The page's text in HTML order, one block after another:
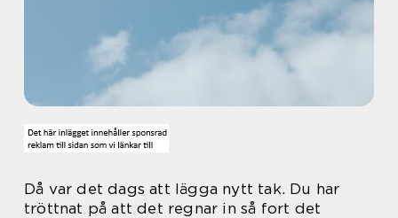
Då var det dags att lägga nytt tak. Du har
tröttnat på att det regnar in så fort det